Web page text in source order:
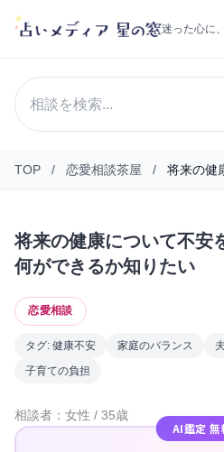
迷った心に
TOP / 恋愛相談茶屋 / 将来の健
将来の健康について不安
何ができるか知りたい
恋愛相談
タグ: 健康不安 家庭のバランス
子育ての負担
相談者：女性 / 35歳
AI鑑定 無